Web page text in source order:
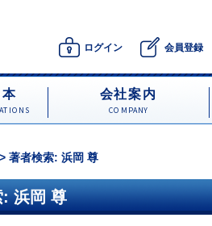
ログイン 会員登録
会社案内
COMPANY
著者検索: 浜岡 尊
浜岡 尊